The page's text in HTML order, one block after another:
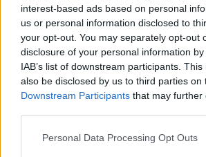
interest-based ads based on personal
us or personal information disclosed to
your opt-out. You may separately opt-out
disclosure of your personal information
IAB’s list of downstream participants.
also be disclosed by us to third parties on
Downstream Participants that may further
Personal Data Processing Opt Outs
Prima sport - co nabídne v prvním
Kdy a kde